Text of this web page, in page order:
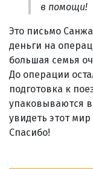
в помощи!
Это письмо
деньги на
большая семья
До операции
подготовка к
упаковываются
увидеть этот
Спасибо!